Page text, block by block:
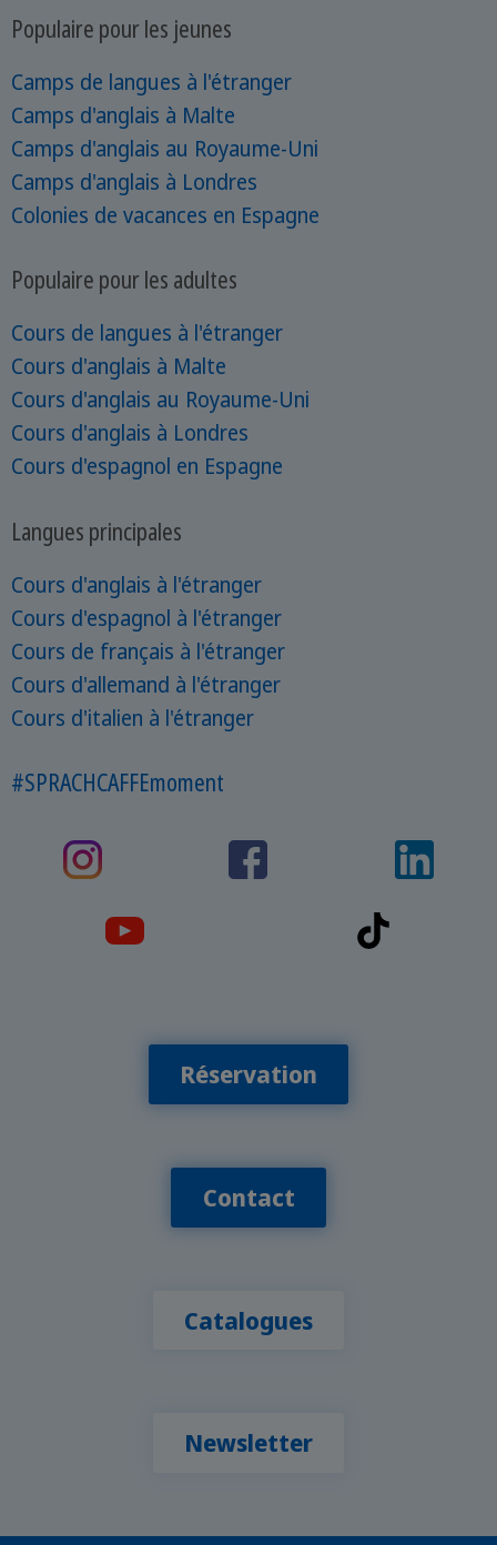
Populaire pour les jeunes
Camps de langues à l'étranger
Camps d'anglais à Malte
Camps d'anglais au Royaume-Uni
Camps d'anglais à Londres
Colonies de vacances en Espagne
Populaire pour les adultes
Cours de langues à l'étranger
Cours d'anglais à Malte
Cours d'anglais au Royaume-Uni
Cours d'anglais à Londres
Cours d'espagnol en Espagne
Langues principales
Cours d'anglais à l'étranger
Cours d'espagnol à l'étranger
Cours de français à l'étranger
Cours d'allemand à l'étranger
Cours d'italien à l'étranger
#SPRACHCAFFEmoment
Réservation
Contact
Catalogues
Newsletter